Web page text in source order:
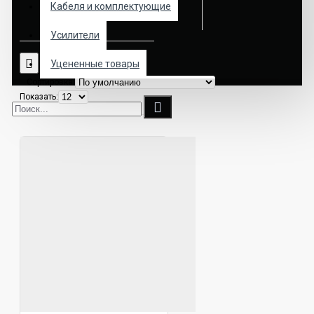
Кабеля и комплектующие
Усилители
Уцененные товары
Показать: